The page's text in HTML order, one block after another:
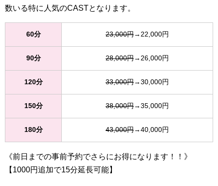
数いる特に人気のCASTとなります。
60分 23,000円→22,000円
90分 28,000円→26,000円
120分 33,000円→30,000円
150分 38,000円→35,000円
180分 43,000円→40,000円
《前日までの事前予約でさらにお得になります！！》
【1000円追加で15分延長可能】